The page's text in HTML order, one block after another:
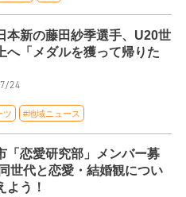
本新の藤田紗季選手、U20世
へ「メダルを獲って帰りた
24
ツ #地域ニュース
「恋愛研究部」メンバー募
世代と恋愛・結婚観につい
よう！